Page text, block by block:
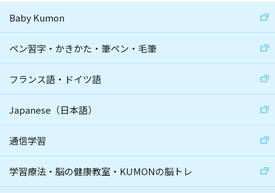
Baby Kumon
ペン習字・かきかた・筆ペン・毛筆
フランス語・ドイツ語
Japanese（日本語）
通信学習
学習療法・脳の健康教室・KUMONの脳トレ